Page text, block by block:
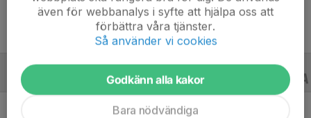
CUPER
även för webbanalys i syfte att hjälpa oss att
förbättra våra tjänster.
Så använder vi cookies
Godkänn alla kakor
Bara nödvändiga